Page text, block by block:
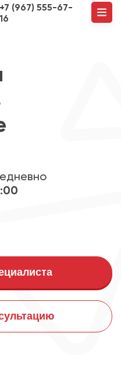
+7 (967) 555-67-
16